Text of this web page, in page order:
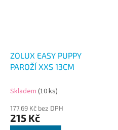
ZOLUX EASY PUPPY
PAROŽÍ XXS 13CM
Skladem (10 ks)
177,69 Kč bez DPH
215 Kč